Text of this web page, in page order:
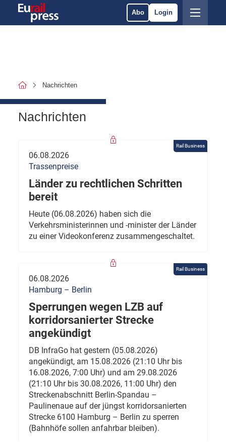
Abo Login
Nachrichten
Nachrichten
Rail Business
06.08.2026
Trassenpreise
Länder zu rechtlichen Schritten
bereit
Heute (06.08.2026) haben sich die
Verkehrsministerinnen und -minister der Länder
zu einer Videokonferenz zusammengeschaltet.
Rail Business
06.08.2026
Hamburg – Berlin
Sperrungen wegen LZB auf
korridorsanierter Strecke
angekündigt
DB InfraGo hat gestern (05.08.2026)
angekündigt, am 15.08.2026 (21:10 Uhr bis
16.08.2026, 7:00 Uhr) und am 29.08.2026
(21:10 Uhr bis 30.08.2026, 11:00 Uhr) den
Streckenabschnitt Berlin-Spandau –
Paulinenaue auf der jüngst korridorsanierten
Strecke 6100 Hamburg – Berlin zu sperren
(Bahnhöfe sollen anfahrbar bleiben).